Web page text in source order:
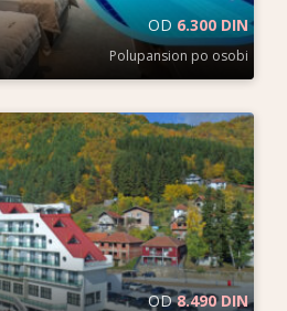
OD6.300 DIN
Polupansion po osobi
OD8.490 DIN